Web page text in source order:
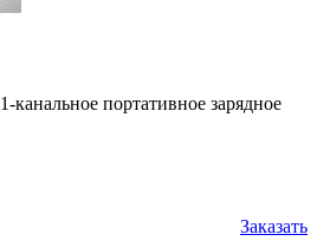
портативное зарядное
Заказать